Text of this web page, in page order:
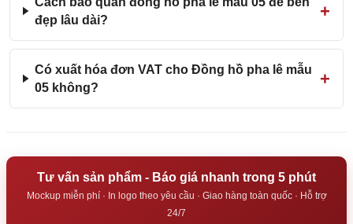
đẹp lâu dài?
Có xuất hóa đơn VAT cho Đồng hồ pha lê mẫu
05 không?
Tư vấn sản phẩm - Báo giá nhanh trong 5 phút
Mockup miễn phí · In logo theo yêu cầu · Giao hàng toàn quốc · Hỗ trợ
24/7